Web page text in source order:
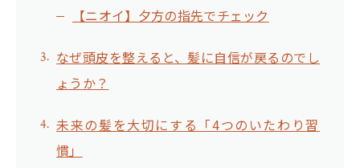
【ニオイ】夕方の指先でチェック
なぜ頭皮を整えると、髪に自信が戻るのでし
ょうか？
未来の髪を大切にする「4つのいたわり習
慣」